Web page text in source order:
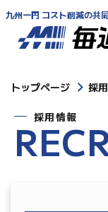
九州一円 コスト削減の共
トップページ 採
採用情報
REC